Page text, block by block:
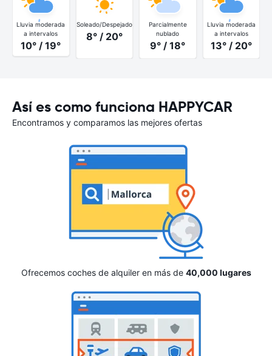
Lluvia moderada
a intervalos
10° / 19°
Soleado/Despejado
8° / 20°
Parcialmente
nublado
9° / 18°
Lluvia moderada
a intervalos
13° / 20°
Así es como funciona HAPPYCAR
Encontramos y comparamos las mejores ofertas
Ofrecemos coches de alquiler en más de 40,000 lugares